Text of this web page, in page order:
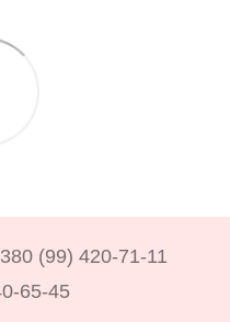
(99) 420-71-11
65-45